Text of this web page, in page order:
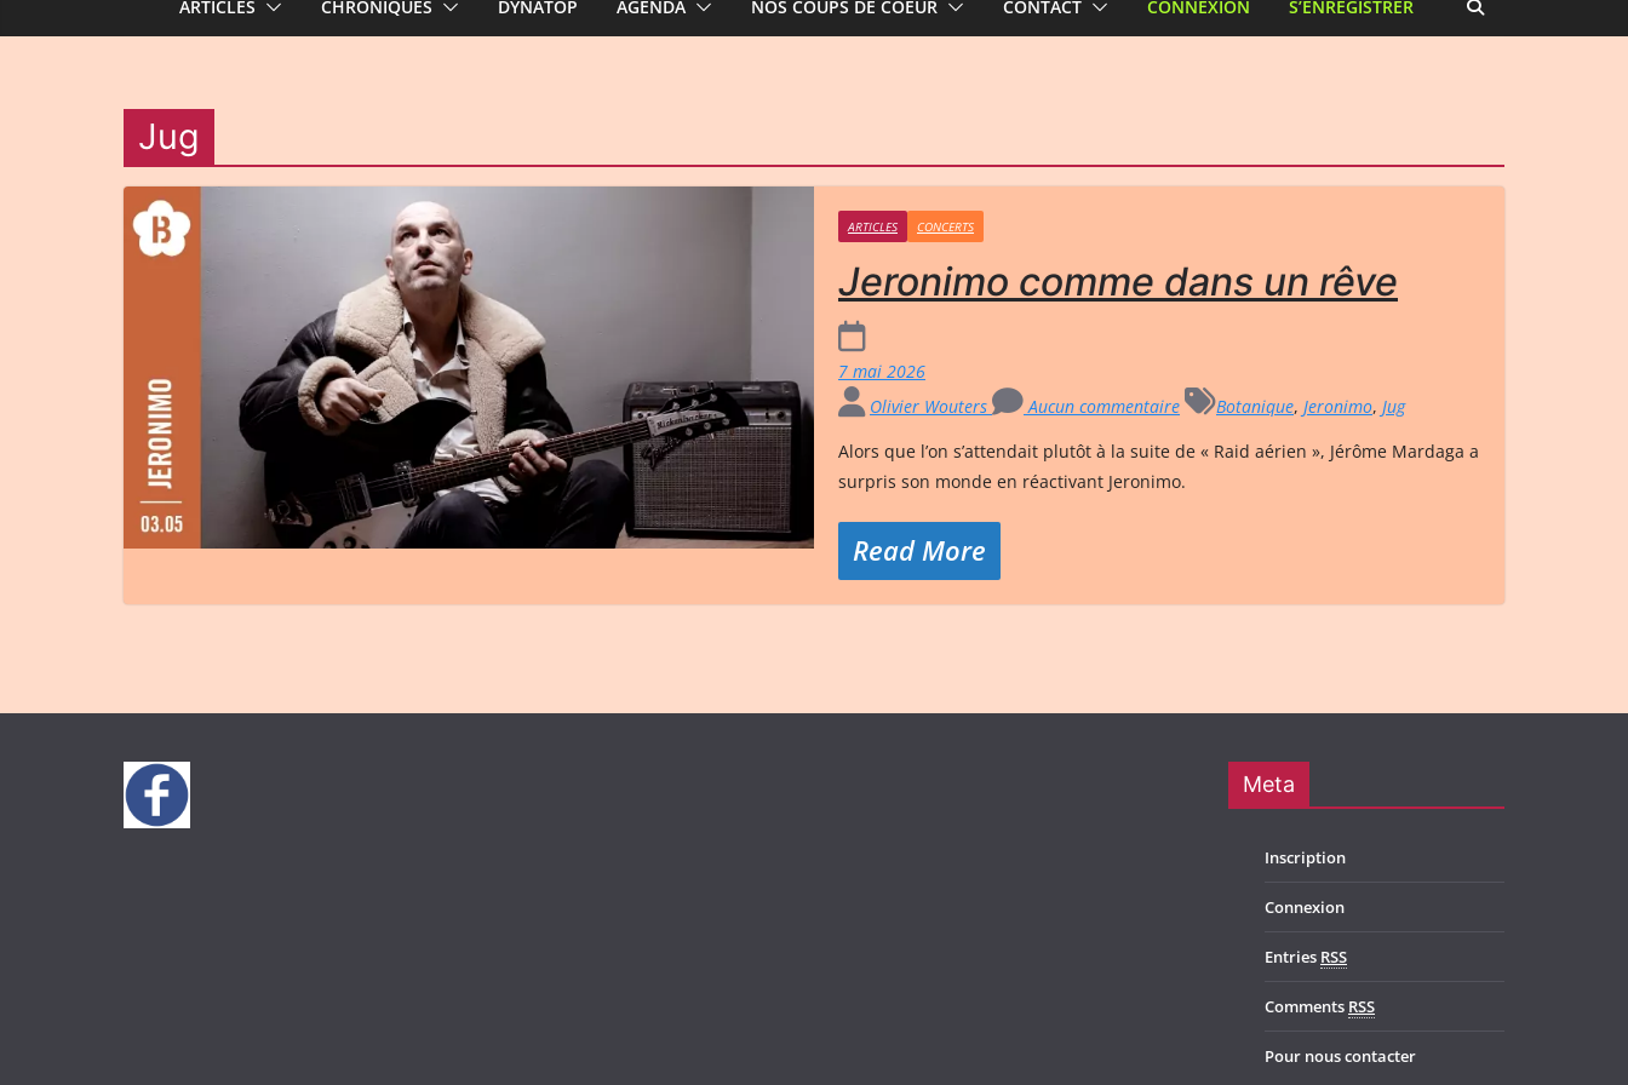
ARTICLES CHRONIQUES DYNATOP AGENDA NOS COUPS DE COEUR CONTACT CONNEXION S’ENREGISTRER
Jug
ARTICLES CONCERTS
Jeronimo comme dans un rêve
7 mai 2026
Olivier Wouters
Aucun commentaire Botanique, Jeronimo, Jug
Alors que l’on s’attendait plutôt à la suite de « Raid aérien », Jérôme Mardaga a
surpris son monde en réactivant Jeronimo.
Read More
Meta
Inscription
Connexion
Entries RSS
Comments RSS
Pour nous contacter